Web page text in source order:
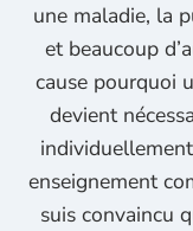
une maladie, la
et beaucoup
cause pourquoi
devient
enseignement
suis convaincu